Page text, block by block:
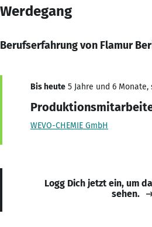
Werdegang
Berufserfahrung von Flamur
Bis heute 5 Jahre und 6 Monate,
WEVO-CHEMIE GmbH
Logg Dich jetzt ein, um
sehen.